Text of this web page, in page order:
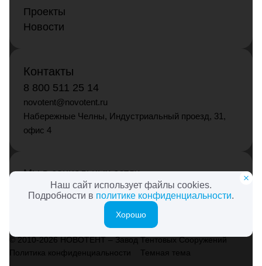
Наш сайт использует файлы cookies.
Подробности в политике конфиденциальности.
Хорошо
Проекты
Новости
Контакты
8 800 511 25 14
novotent@novotent.ru
Набережные Челны, Индустриальный проезд, 31,
офис 4
Мы в социальных сетях
© 2010-2026 НОВОТЕНТ – Завод Тентовых Сооружений
Политика конфиденциальности
Темная тема